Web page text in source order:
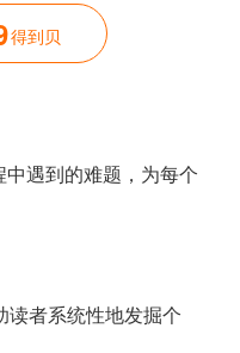
得到贝
遇到的难题，为每个
读者系统性地发掘个